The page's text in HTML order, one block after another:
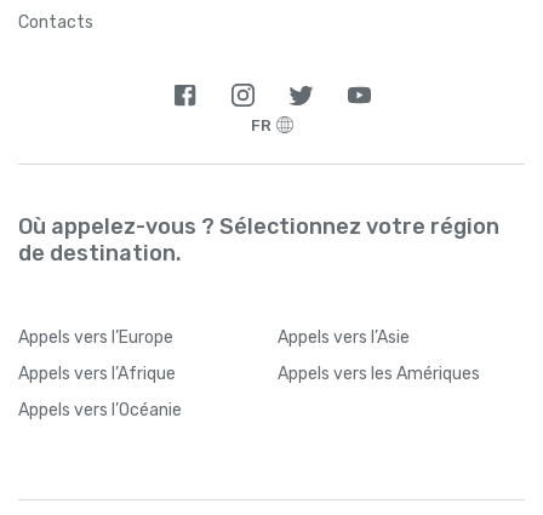
Contacts
FR
Où appelez-vous ? Sélectionnez votre région
de destination.
Appels vers l’Europe Appels vers l’Asie
Appels vers l’Afrique Appels vers les Amériques
Appels vers l’Océanie